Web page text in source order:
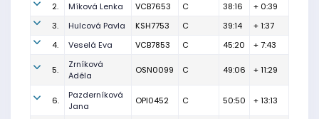
2. Míková Lenka VCB7653 C 38:16
+ 0:39
3.
Hulcová Pavla KSH7753 C 39:14
+ 1:37
4.
Veselá Eva VCB7853 C 45:20 + 7:43
5.
Zrníková
Adéla
OSN0099 C 49:06 + 11:29
6.
Pazderníková
Jana
OPI0452 C 50:50 + 13:13